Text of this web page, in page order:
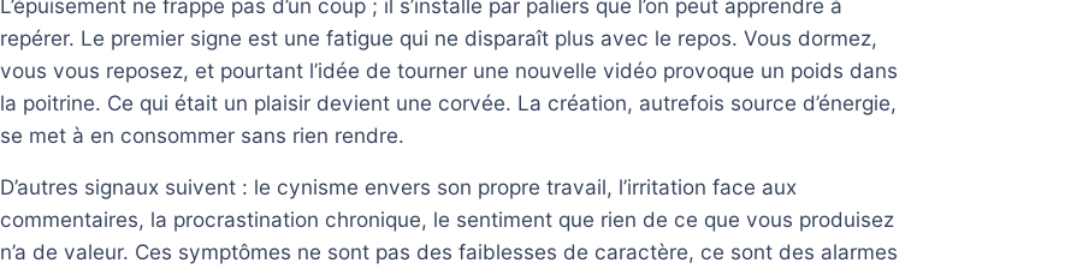
L’épuisement ne frappe pas d’un coup ; il s’installe par paliers que l’on peut apprendre à
repérer. Le premier signe est une fatigue qui ne disparaît plus avec le repos. Vous dormez,
vous vous reposez, et pourtant l’idée de tourner une nouvelle vidéo provoque un poids dans
la poitrine. Ce qui était un plaisir devient une corvée. La création, autrefois source d’énergie,
se met à en consommer sans rien rendre.
D’autres signaux suivent : le cynisme envers son propre travail, l’irritation face aux
commentaires, la procrastination chronique, le sentiment que rien de ce que vous produisez
n’a de valeur. Ces symptômes ne sont pas des faiblesses de caractère, ce sont des alarmes